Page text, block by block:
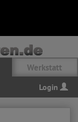
Werkstatt
Login